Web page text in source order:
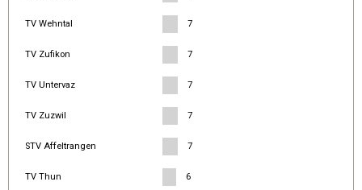
TV Wehntal 7
TV Zufikon 7
TV Untervaz 7
TV Zuzwil 7
STV Affeltrangen 7
TV Thun 6